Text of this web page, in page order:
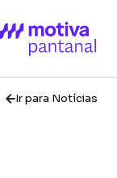
Ir para Notícias